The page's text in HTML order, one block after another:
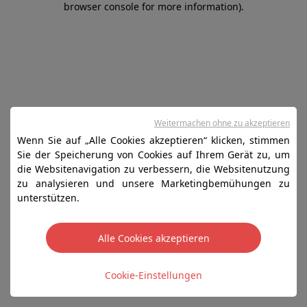
browser console for more information).
Wenn Sie auf „Alle Cookies akzeptieren“ klicken, stimmen
Sie der Speicherung von Cookies auf Ihrem Gerät zu, um
die Websitenavigation zu verbessern, die Websitenutzung
zu analysieren und unsere Marketingbemühungen zu
unterstützen.
Alle Cookies akzeptieren
Cookie-Einstellungen
Weitermachen ohne zu akzeptieren